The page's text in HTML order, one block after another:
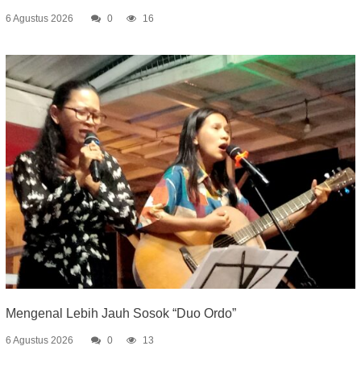
6 Agustus 2026 0 16
Mengenal Lebih Jauh Sosok “Duo Ordo”
6 Agustus 2026 0 13